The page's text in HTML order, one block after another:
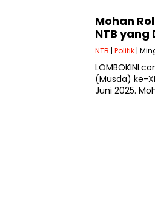
Mohan
NTB yang
NTB | Politik |
(Musda) ke-
Juni 2025.